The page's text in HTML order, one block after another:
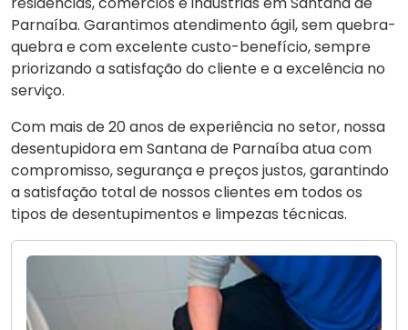
Parnaíba. Garantimos atendimento ágil, sem quebra-
quebra e com excelente custo-benefício, sempre
priorizando a satisfação do cliente e a excelência no
serviço.
Com mais de 20 anos de experiência no setor, nossa
desentupidora em Santana de Parnaíba atua com
compromisso, segurança e preços justos, garantindo
a satisfação total de nossos clientes em todos os
tipos de desentupimentos e limpezas técnicas.